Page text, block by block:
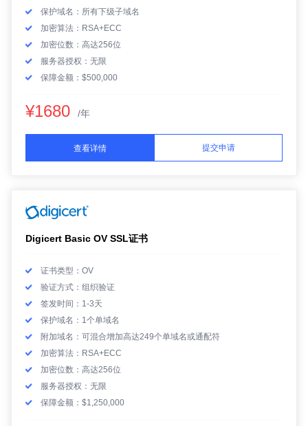
保护域名：所有下级子域名
加密算法：RSA+ECC
加密位数：高达256位
服务器授权：无限
保障金额：$500,000
¥1680 /年
查看详情 提交申请
Digicert Basic OV SSL证书
证书类型：OV
验证方式：组织验证
签发时间：1-3天
保护域名：1个单域名
附加域名：可混合增加高达249个单域名或通配符
加密算法：RSA+ECC
加密位数：高达256位
服务器授权：无限
保障金额：$1,250,000